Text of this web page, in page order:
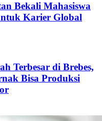
Bekali Mahasiswa
Karier Global
Terbesar di Brebes,
Bisa Produksi